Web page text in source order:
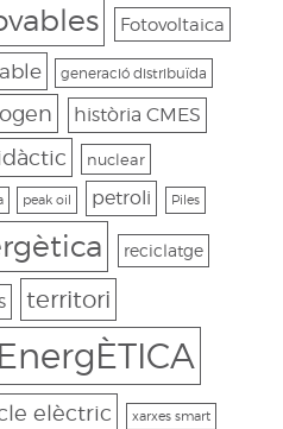
Fotovoltaica
generació distribuïda
història CMES
nuclear
peak oil petroli Piles
reciclatge
territori
elèctric xarxes smart